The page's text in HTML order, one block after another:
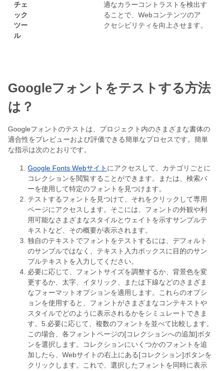
チェ
ック
ツー
ル
適なカラーコントラストを検出す
ることで、Webコンテンツのア
クセシビリティを向上させます。
Googleフォントをテストする方法
は？
Googleフォントのテストは、プロジェクト内のさまざまな書体の
適合性をプレビューおよび評価できる簡単なプロセスです。簡単
な指示は次のとおりです。
Google Fonts Webサイト にアクセスして、カテゴリごとに
コレクションを閲覧することができます。または、検索バ
ーを使用して特定のフォントを見つけます。
テストするフォントを見つけて、それをクリックして専用
ページにアクセスします。そこには、フォントの外観や利
用可能なさまざまなスタイルとウェイトを示すサンプルテ
キストなど、その概要が表示されます。
独自のテキストでフォントをテストするには、デフォルト
のサンプルではなく、テキスト入力ボックスに目的のサン
プルテキストを入力してください。
必要に応じて、フォントサイズを調整するか、背景色を変
更するか、太字、イタリック、または下線などのさまざま
なフォーマットオプションを適用します。これらのオプシ
ョンを使用すると、フォントがさまざまなコンテキストや
スタイルでどのように表示されるかをシミュレートできま
す。5.必要に応じて、複数のフォントを並べて比較します。
この場合、各フォントページの[コレクションへの追加]ボタ
ンを選択します。コレクションにいくつかのフォントを追
加したら、Webサイトの右上にある[コレクション]ボタンを
クリックします。これで、選択したフォントを同時に表示